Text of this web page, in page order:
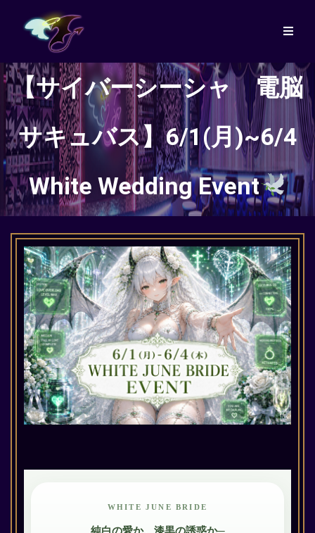
【サイバーシーシャ 電脳
サキュバス】6/1(月)~6/4
White Wedding Event
WHITE JUNE BRIDE